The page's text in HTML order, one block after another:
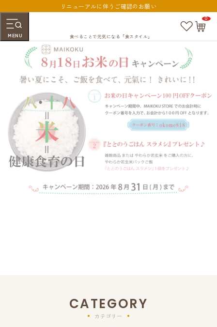
リニューアルに伴うご確認のお願い
MENU 食べることで元気になる「食スタイル」
お
気
カ
0
CATEGORY
カテゴリー